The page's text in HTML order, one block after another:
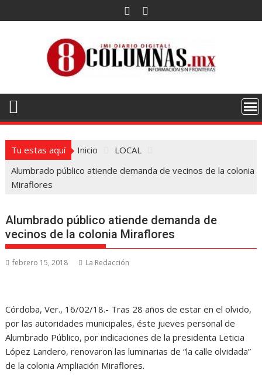
al
Tu estas aquí Inicio
LOCAL
Alumbrado público atiende demanda de vecinos de la colonia
Miraflores
Alumbrado público atiende demanda de
vecinos de la colonia Miraflores
febrero 15, 2018 La Redacción
Córdoba, Ver., 16/02/18.- Tras 28 años de estar en el olvido,
por las autoridades municipales, éste jueves personal de
Alumbrado Público, por indicaciones de la presidenta Leticia
López Landero, renovaron las luminarias de “la calle olvidada”
de la colonia Ampliación Miraflores.